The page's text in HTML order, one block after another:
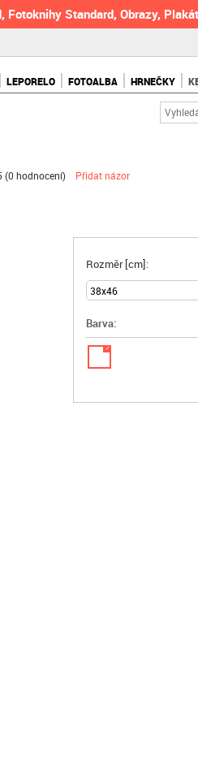
Standard, Obrazy,
LEPORELO FOTOALBA HRNEČKY
(0 hodnocení) Přidat názor
Rozměr [cm]:
Barva:
✓